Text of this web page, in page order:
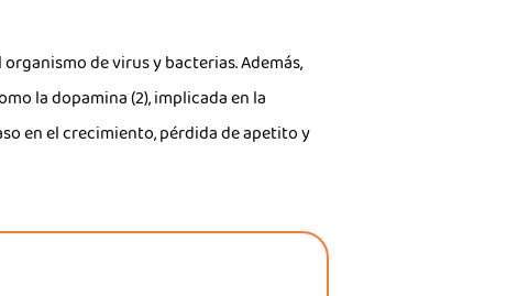
de virus y bacterias. Además,
la dopamina (2), implicada en la
en el crecimiento, pérdida de apetito y